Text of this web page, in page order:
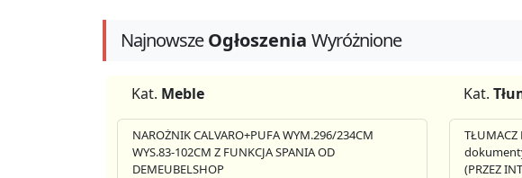
NajnowszeOgłoszenia Wyróżnione
Kat. Meble
NAROŻNIK CALVARO+PUFA WYM.296/234CM
WYS.83-102CM Z FUNKCJA SPANIA OD
DEMEUBELSHOP
Kat.
TŁUMACZ
(PRZEZ